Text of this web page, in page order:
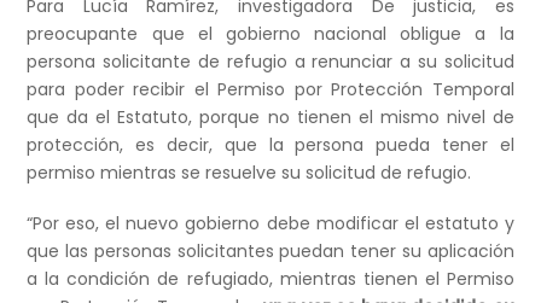
Para Lucía Ramírez, investigadora De justicia, es
preocupante que el gobierno nacional obligue a la
persona solicitante de refugio a renunciar a su solicitud
para poder recibir el Permiso por Protección Temporal
que da el Estatuto, porque no tienen el mismo nivel de
protección, es decir, que la persona pueda tener el
permiso mientras se resuelve su solicitud de refugio.
“Por eso, el nuevo gobierno debe modificar el estatuto y
que las personas solicitantes puedan tener su aplicación
a la condición de refugiado, mientras tienen el Permiso